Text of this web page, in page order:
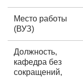
Место работы
(ВУЗ)
Должность,
кафедра без
сокращений,